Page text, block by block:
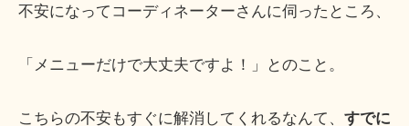
不安になってコーディネーターさんに伺ったところ、
「メニューだけで大丈夫ですよ！」とのこと。
こちらの不安もすぐに解消してくれるなんて、 すでに